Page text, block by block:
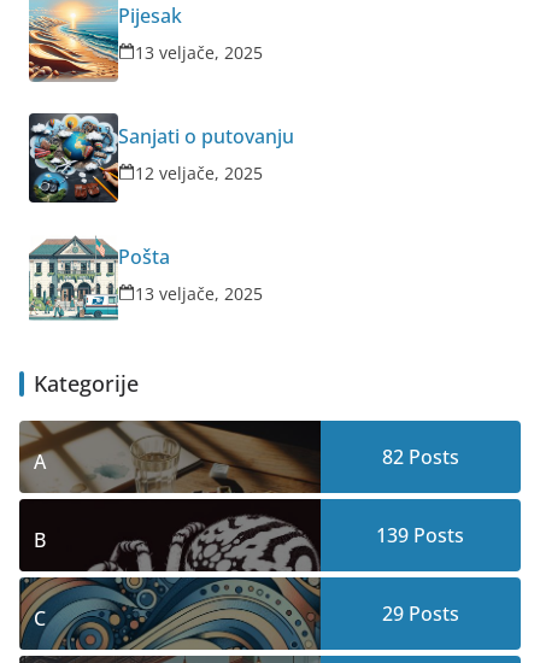
Pijesak
13 veljače, 2025
Sanjati o putovanju
12 veljače, 2025
Pošta
13 veljače, 2025
Kategorije
A 82Posts
B 139 Posts
C 29Posts